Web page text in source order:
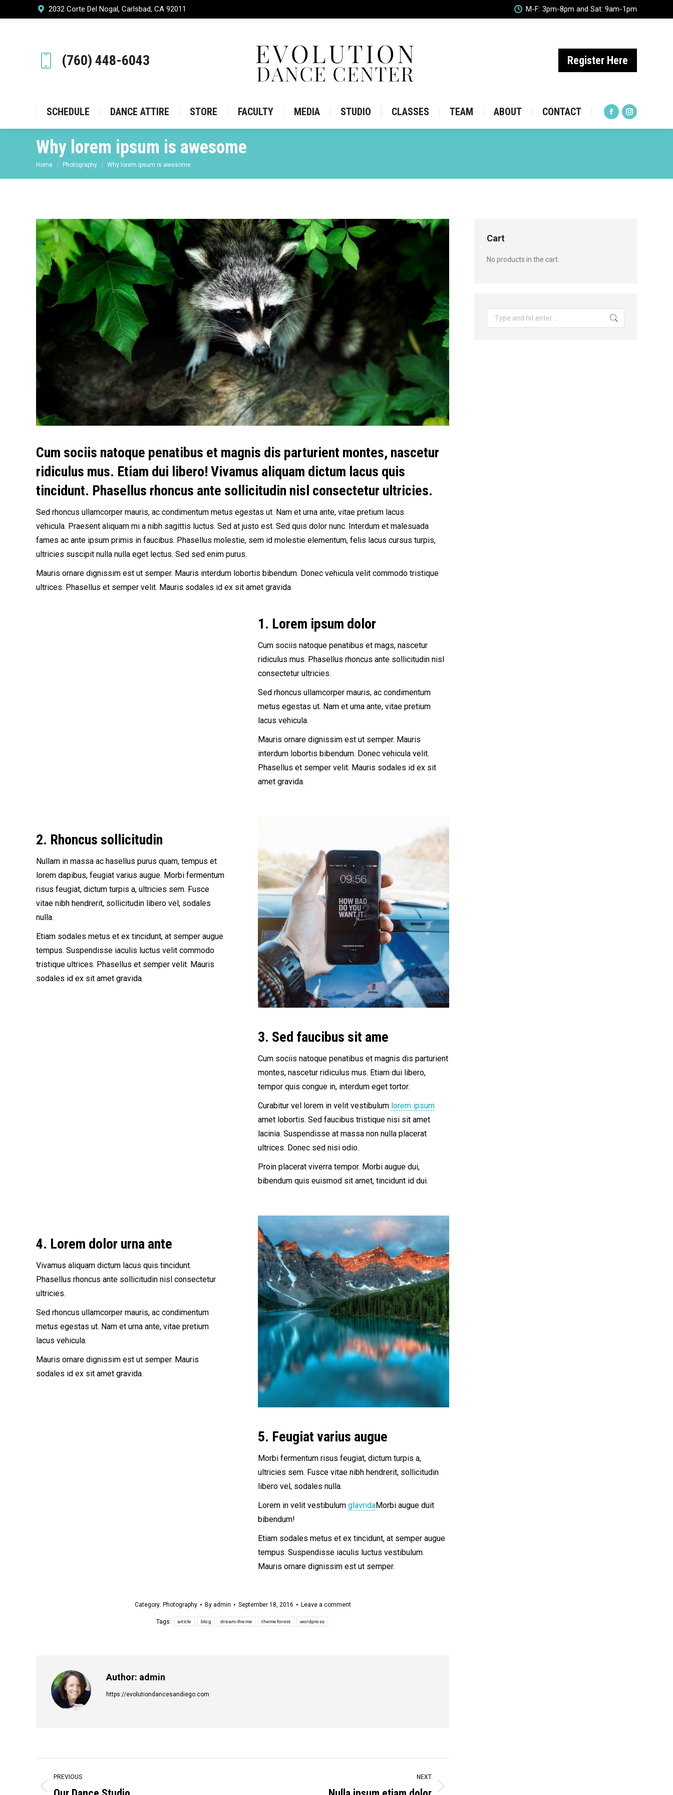
2032 Corte Del Nogal, Carlsbad, CA 92011 M-F: 3pm-8pm and Sat: 9am-1pm
(760) 448-6043 Register Here
SCHEDULE DANCE ATTIRE STORE FACULTY MEDIA STUDIO CLASSES TEAM ABOUT CONTACT
Facebook
new
Instagram
new
Why lorem ipsum is awesome
You are here:
Home Photography Why lorem ipsum is awesome
Cum sociis natoque penatibus et magnis dis parturient montes, nascetur
ridiculus mus. Etiam dui libero! Vivamus aliquam dictum lacus quis
tincidunt. Phasellus rhoncus ante sollicitudin nisl consectetur ultricies.
Sed rhoncus ullamcorper mauris, ac condimentum metus egestas ut. Nam et urna ante, vitae pretium lacus
vehicula. Praesent aliquam mi a nibh sagittis luctus. Sed at justo est. Sed quis dolor nunc. Interdum et malesuada
fames ac ante ipsum primis in faucibus. Phasellus molestie, sem id molestie elementum, felis lacus cursus turpis,
ultricies suscipit nulla nulla eget lectus. Sed sed enim purus.
Mauris ornare dignissim est ut semper. Mauris interdum lobortis bibendum. Donec vehicula velit commodo tristique
ultrices. Phasellus et semper velit. Mauris sodales id ex sit amet gravida.
1. Lorem ipsum dolor
Cum sociis natoque penatibus et mags, nascetur
ridiculus mus. Phasellus rhoncus ante sollicitudin nisl
consectetur ultricies.
Sed rhoncus ullamcorper mauris, ac condimentum
metus egestas ut. Nam et urna ante, vitae pretium
lacus vehicula.
Mauris ornare dignissim est ut semper. Mauris
interdum lobortis bibendum. Donec vehicula velit.
Phasellus et semper velit. Mauris sodales id ex sit
amet gravida.
2. Rhoncus sollicitudin
Nullam in massa ac hasellus purus quam, tempus et
lorem dapibus, feugiat varius augue. Morbi fermentum
risus feugiat, dictum turpis a, ultricies sem. Fusce
vitae nibh hendrerit, sollicitudin libero vel, sodales
nulla.
Etiam sodales metus et ex tincidunt, at semper augue
tempus. Suspendisse iaculis luctus velit commodo
tristique ultrices. Phasellus et semper velit. Mauris
sodales id ex sit amet gravida.
3. Sed faucibus sit ame
Cum sociis natoque penatibus et magnis dis parturient
montes, nascetur ridiculus mus. Etiam dui libero,
tempor quis congue in, interdum eget tortor.
Curabitur vel lorem in velit vestibulum lorem ipsum
amet lobortis. Sed faucibus tristique nisi sit amet
lacinia. Suspendisse at massa non nulla placerat
ultrices. Donec sed nisi odio.
Proin placerat viverra tempor. Morbi augue dui,
bibendum quis euismod sit amet, tincidunt id dui.
4. Lorem dolor urna ante
Vivamus aliquam dictum lacus quis tincidunt.
Phasellus rhoncus ante sollicitudin nisl consectetur
ultricies.
Sed rhoncus ullamcorper mauris, ac condimentum
metus egestas ut. Nam et urna ante, vitae pretium
lacus vehicula.
Mauris ornare dignissim est ut semper. Mauris
sodales id ex sit amet gravida.
5. Feugiat varius augue
Morbi fermentum risus feugiat, dictum turpis a,
ultricies sem. Fusce vitae nibh hendrerit, sollicitudin
libero vel, sodales nulla.
Lorem in velit vestibulum glavridaMorbi augue duit
bibendum!
Etiam sodales metus et ex tincidunt, at semper augue
tempus. Suspendisse iaculis luctus vestibulum.
Mauris ornare dignissim est ut semper.
Category: Photography By admin September 18, 2016 Leave a comment
Tags: article blog dream-theme themeforest wordpress
Author: admin
https://evolutiondancesandiego.com
Post
PREVIOUS
Previous
NEXT
Cart
No products in the cart.
Search:
SCHEDULE DANCE ATTIRE ABOUT CONTACT
Facebook
opens
in
Instagram
opens